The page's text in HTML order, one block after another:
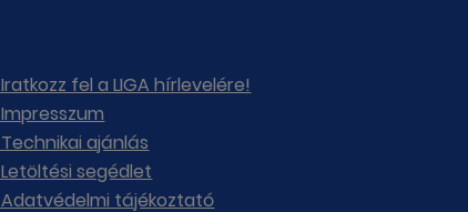
Iratkozz fel a LIGA hírlevelére!
Impresszum
Technikai ajánlás
Letöltési segédlet
Adatvédelmi tájékoztató